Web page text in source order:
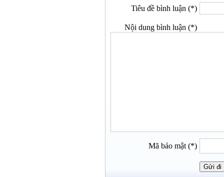
Tiêu đề bình luận (*)
Nội dung bình luận (*)
Mã bảo mật (*)